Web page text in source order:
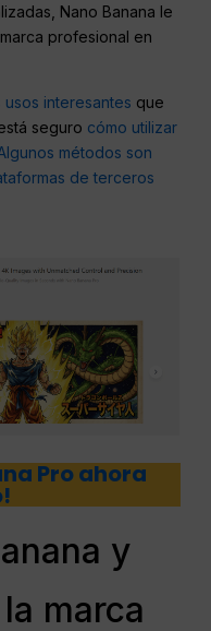
Nano Banana le
profesional en
interesantes que
seguro cómo utilizar
métodos son
de terceros
Pro ahora
y
marca